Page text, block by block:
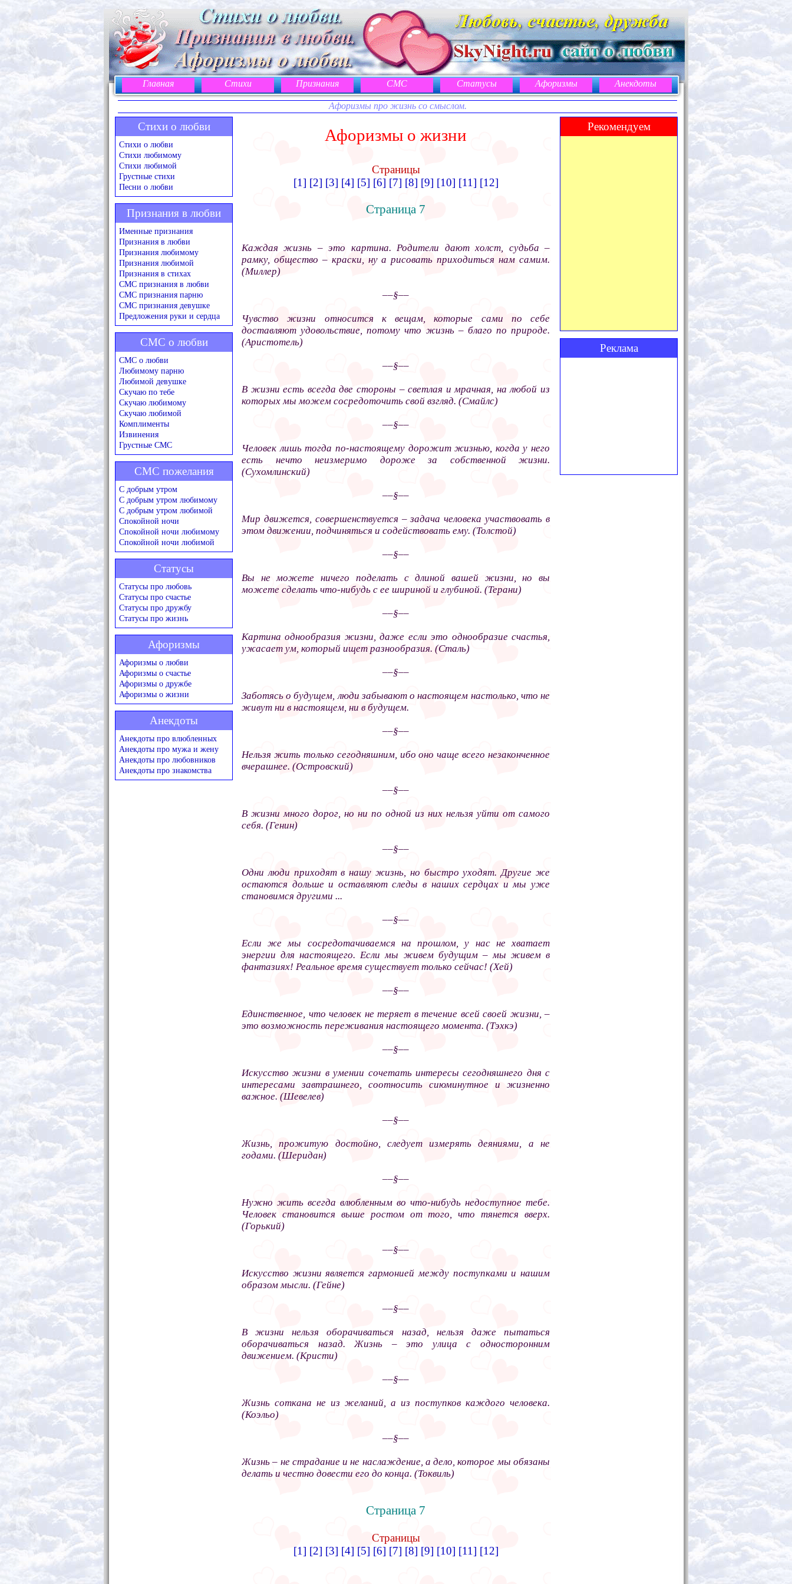
Главная Стихи Признания СМС Статусы Афоризмы Анекдоты
Афоризмы про жизнь со смыслом.
Афоризмы о жизни
Страницы
[1] [2] [3] [4] [5] [6] [7] [8] [9] [10] [11] [12]
Страница 7
Каждая жизнь – это картина. Родители дают холст, судьба –
рамку, общество – краски, ну а рисовать приходиться нам самим.
(Миллер)
––§––
Чувство жизни относится к вещам, которые сами по себе
доставляют удовольствие, потому что жизнь – благо по природе.
(Аристотель)
––§––
В жизни есть всегда две стороны – светлая и мрачная, на любой из
которых мы можем сосредоточить свой взгляд. (Смайлс)
––§––
Человек лишь тогда по-настоящему дорожит жизнью, когда у него
есть нечто неизмеримо дороже за собственной жизни.
(Сухомлинский)
––§––
Мир движется, совершенствуется – задача человека участвовать в
этом движении, подчиняться и содействовать ему. (Толстой)
––§––
Вы не можете ничего поделать с длиной вашей жизни, но вы
можете сделать что-нибудь с ее шириной и глубиной. (Терани)
––§––
Картина однообразия жизни, даже если это однообразие счастья,
ужасает ум, который ищет разнообразия. (Сталь)
––§––
Заботясь о будущем, люди забывают о настоящем настолько, что не
живут ни в настоящем, ни в будущем.
––§––
Нельзя жить только сегодняшним, ибо оно чаще всего незаконченное
вчерашнее. (Островский)
––§––
В жизни много дорог, но ни по одной из них нельзя уйти от самого
себя. (Генин)
––§––
Одни люди приходят в нашу жизнь, но быстро уходят. Другие же
остаются дольше и оставляют следы в наших сердцах и мы уже
становимся другими ...
––§––
Если же мы сосредотачиваемся на прошлом, у нас не хватает
энергии для настоящего. Если мы живем будущим – мы живем в
фантазиях! Реальное время существует только сейчас! (Хей)
––§––
Единственное, что человек не теряет в течение всей своей жизни, –
это возможность переживания настоящего момента. (Тэхкэ)
––§––
Искусство жизни в умении сочетать интересы сегодняшнего дня с
интересами завтрашнего, соотносить сиюминутное и жизненно
важное. (Шевелев)
––§––
Жизнь, прожитую достойно, следует измерять деяниями, а не
годами. (Шеридан)
––§––
Нужно жить всегда влюбленным во что-нибудь недоступное тебе.
Человек становится выше ростом от того, что тянется вверх.
(Горький)
––§––
Искусство жизни является гармонией между поступками и нашим
образом мысли. (Гейне)
––§––
В жизни нельзя оборачиваться назад, нельзя даже пытаться
оборачиваться назад. Жизнь – это улица с односторонним
движением. (Кристи)
––§––
Жизнь соткана не из желаний, а из поступков каждого человека.
(Коэльо)
––§––
Жизнь – не страдание и не наслаждение, а дело, которое мы обязаны
делать и честно довести его до конца. (Токвиль)
Страница 7
Страницы
[1] [2] [3] [4] [5] [6] [7] [8] [9] [10] [11] [12]
Стихи о любви
Стихи о любви
Стихи любимому
Стихи любимой
Грустные стихи
Песни о любви
Признания в любви
Именные признания
Признания в любви
Признания любимому
Признания любимой
Признания в стихах
СМС признания в любви
СМС признания парню
СМС признания девушке
Предложения руки и сердца
СМС о любви
СМС о любви
Любимому парню
Любимой девушке
Скучаю по тебе
Скучаю любимому
Скучаю любимой
Комплименты
Извинения
Грустные СМС
СМС пожелания
С добрым утром
С добрым утром любимому
С добрым утром любимой
Спокойной ночи
Спокойной ночи любимому
Спокойной ночи любимой
Статусы
Статусы про любовь
Статусы про счастье
Статусы про дружбу
Статусы про жизнь
Афоризмы
Афоризмы о любви
Афоризмы о счастье
Афоризмы о дружбе
Афоризмы о жизни
Анекдоты
Анекдоты про влюбленных
Анекдоты про мужа и жену
Анекдоты про любовников
Анекдоты про знакомства
Рекомендуем
Реклама